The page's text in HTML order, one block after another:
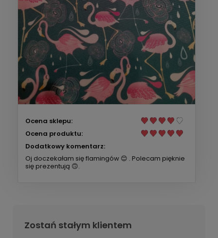
Ocena sklepu:
Ocena produktu:
Dodatkowy komentarz:
Oj doczekałam się flamingów 😊 . Polecam pięknie
się prezentują 🙃.
Zostań stałym klientem